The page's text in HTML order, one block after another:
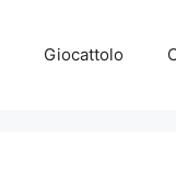
Giocattolo